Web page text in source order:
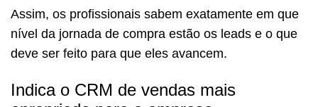
Assim, os profissionais sabem exatamente em que
nível da jornada de compra estão os leads e o que
deve ser feito para que eles avancem.
Indica o CRM de vendas mais